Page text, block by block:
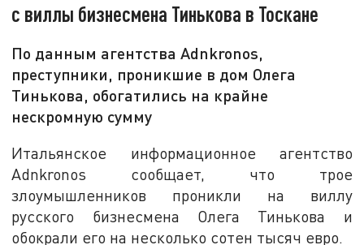
с виллы бизнесмена Тинькова в Тоскане
По данным агентства Adnkronos,
преступники, проникшие в дом Олега
Тинькова, обогатились на крайне
нескромную сумму
Итальянское информационное агентство
Adnkronos сообщает, что трое
злоумышленников проникли на виллу
русского бизнесмена Олега Тинькова и
обокрали его на несколько сотен тысяч евро.